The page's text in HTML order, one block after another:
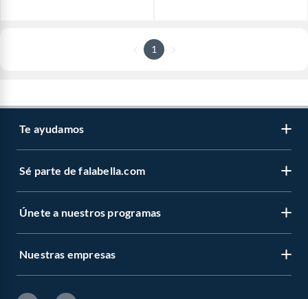
1
Te ayudamos
Sé parte de falabella.com
Únete a nuestros programas
Nuestras empresas